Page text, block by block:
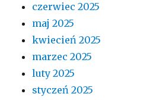
czerwiec 2025
maj 2025
kwiecień 2025
marzec 2025
luty 2025
styczeń 2025